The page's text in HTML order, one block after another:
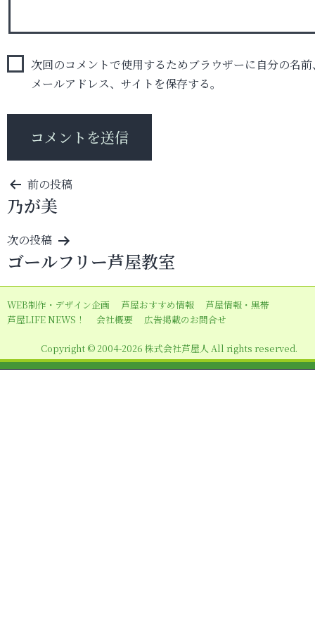
次回のコメントで使用するためブラウザーに自分の名前
メールアドレス、サイトを保存する。
投
稿
ナ
ビ
ゲ
ー
シ
ン
前の投稿
乃が美
次の投稿
ゴールフリー芦屋教室
WEB制作・デザイン企画 芦屋おすすめ情報
芦屋情報・黒帯
芦屋LIFE NEWS！
会社概要 広告掲載のお問合せ
Copyright © 2004-2026 株式会社芦屋人 All rights reserved.